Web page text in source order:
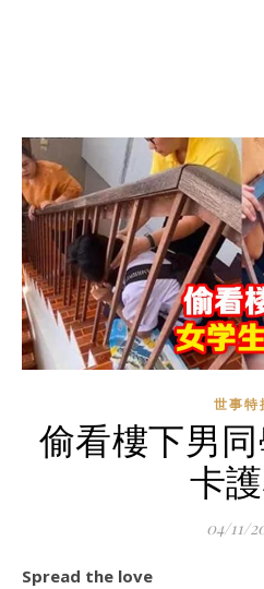
世事特
偷看樓下男
卡
04/11/
Spread the love